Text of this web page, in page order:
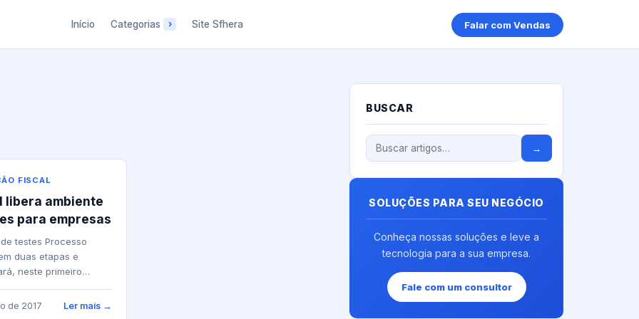
Início Categorias Site Sfhera Falar com Vendas
FISCAL
libera ambiente
para empresas
testes Processo
duas etapas e
neste primeiro
feira (26),
de 2017 Ler mais →
BUSCAR
→
SOLUÇÕES PARA SEU NEGÓCIO
Conheça nossas soluções e leve a
tecnologia para a sua empresa.
Fale com um consultor